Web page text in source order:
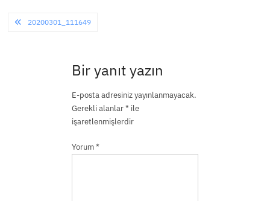
Yazı20200301_111649
Bir yanıt yazın
E-posta adresiniz yayınlanmayacak.
Gerekli alanlar*ile
işaretlenmişlerdir
Yorum*